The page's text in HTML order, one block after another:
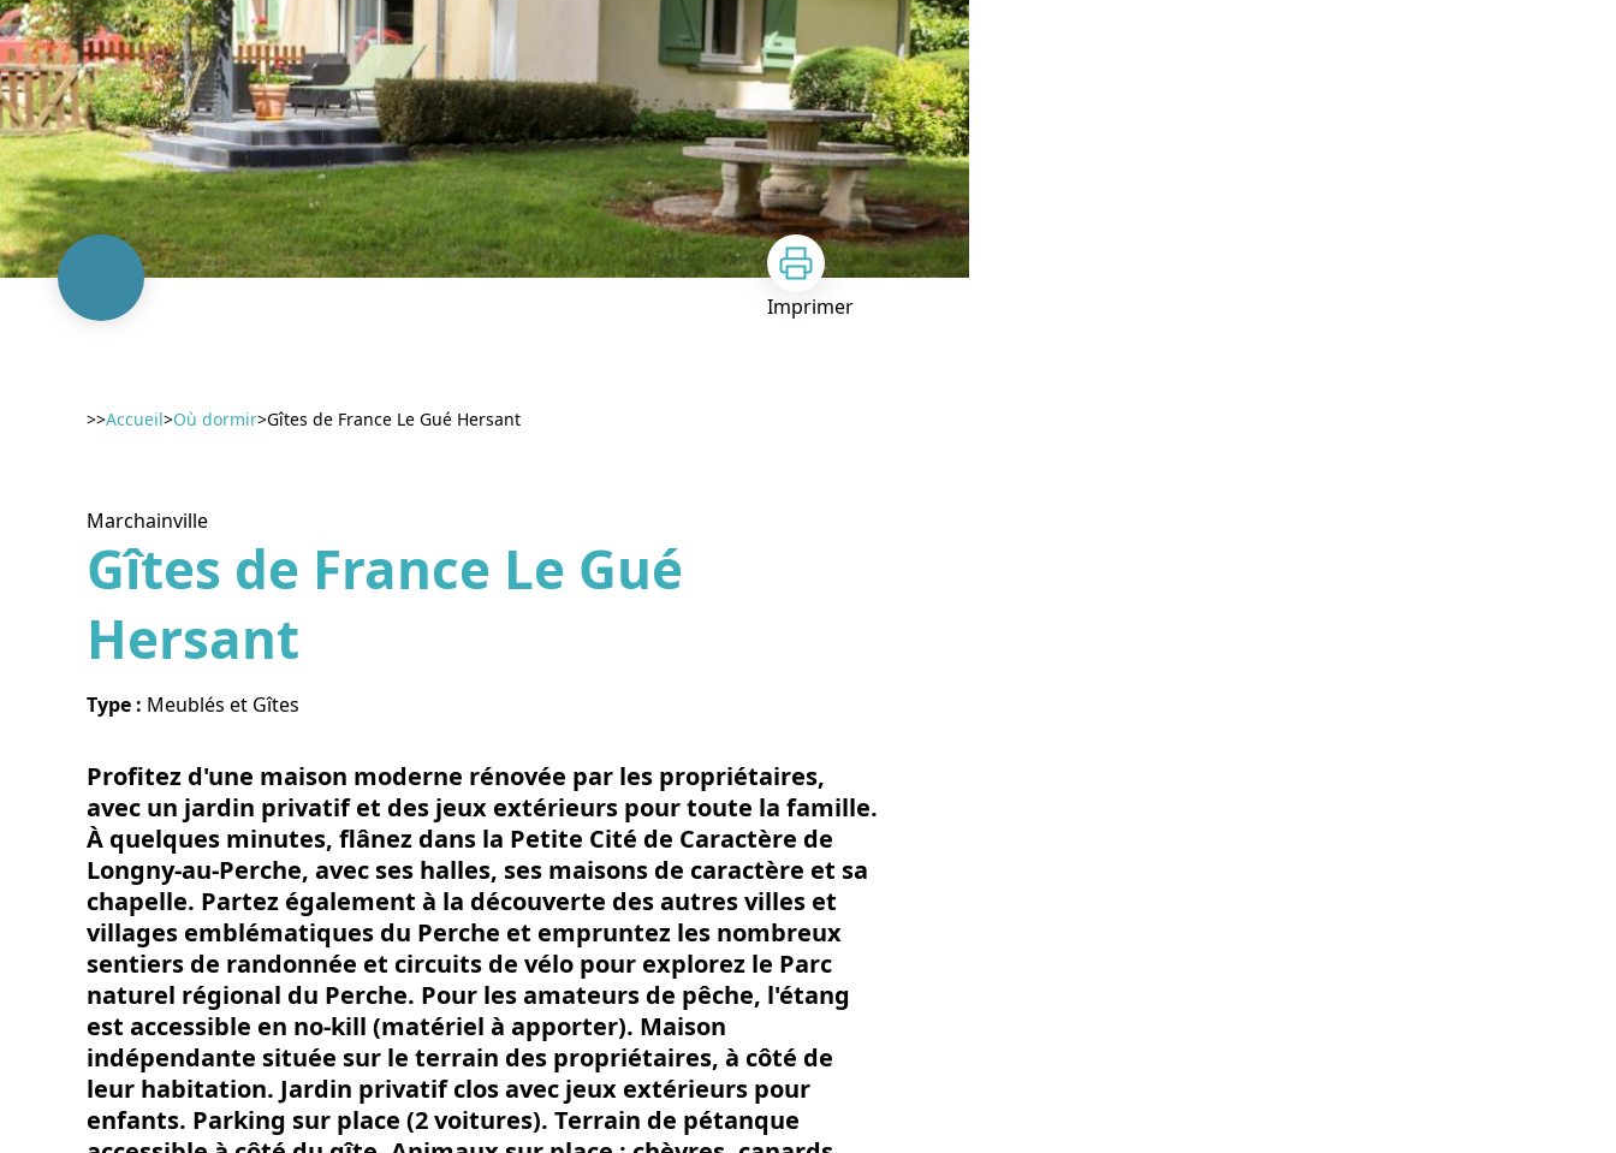
Imprimer
>>Accueil>Où dormir>Gîtes de France Le Gué Hersant
Marchainville
Gîtes de France Le Gué
Hersant
Type : Meublés et Gîtes
Profitez d'une maison moderne rénovée par les propriétaires,
avec un jardin privatif et des jeux extérieurs pour toute la famille.
À quelques minutes, flânez dans la Petite Cité de Caractère de
Longny-au-Perche, avec ses halles, ses maisons de caractère et sa
chapelle. Partez également à la découverte des autres villes et
villages emblématiques du Perche et empruntez les nombreux
sentiers de randonnée et circuits de vélo pour explorez le Parc
naturel régional du Perche. Pour les amateurs de pêche, l'étang
est accessible en no-kill (matériel à apporter). Maison
indépendante située sur le terrain des propriétaires, à côté de
leur habitation. Jardin privatif clos avec jeux extérieurs pour
enfants. Parking sur place (2 voitures). Terrain de pétanque